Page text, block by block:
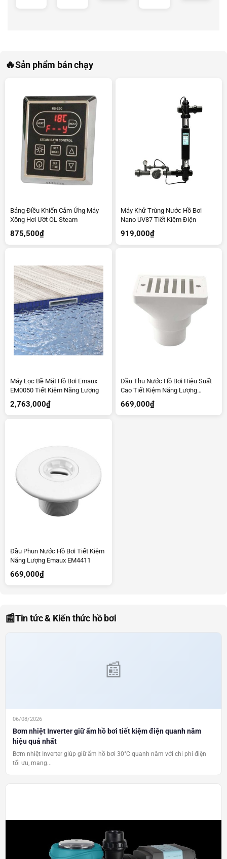
🔥Sản phẩm bán chạy
Bảng Điều Khiển Cảm Ứng Máy
Xông Hơi Ướt OL Steam
875,500₫
Máy Khử Trùng Nước Hồ Bơi
Nano UV87 Tiết Kiệm Điện
919,000₫
Máy Lọc Bề Mặt Hồ Bơi Emaux
EM0050 Tiết Kiệm Năng Lượng
2,763,000₫
Đầu Thu Nước Hồ Bơi Hiệu Suất
Cao Tiết Kiệm Năng Lượng
Emaux EM2819
669,000₫
Đầu Phun Nước Hồ Bơi Tiết Kiệm
Năng Lượng Emaux EM4411
669,000₫
📰Tin tức & Kiến thức hồ bơi
06/08/2026
Bơm nhiệt Inverter giữ ấm hồ bơi tiết kiệm điện quanh năm
hiệu quả nhất
Bơm nhiệt Inverter giúp giữ ấm hồ bơi 30°C quanh năm với chi phí điện
tối ưu, mang...